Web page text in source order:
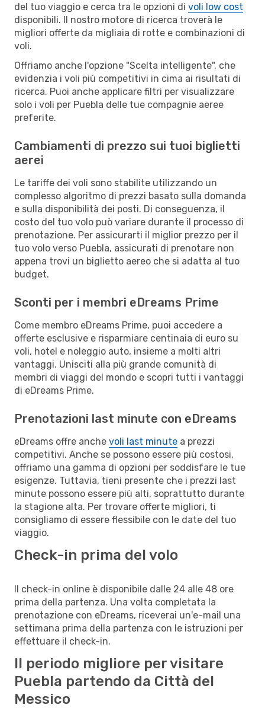
del tuo viaggio e cerca tra le opzioni di voli low cost
disponibili. Il nostro motore di ricerca troverà le
migliori offerte da migliaia di rotte e combinazioni di
voli.
Offriamo anche l'opzione "Scelta intelligente", che
evidenzia i voli più competitivi in cima ai risultati di
ricerca. Puoi anche applicare filtri per visualizzare
solo i voli per Puebla delle tue compagnie aeree
preferite.
Cambiamenti di prezzo sui tuoi biglietti
aerei
Le tariffe dei voli sono stabilite utilizzando un
complesso algoritmo di prezzi basato sulla domanda
e sulla disponibilità dei posti. Di conseguenza, il
costo del tuo volo può variare durante il processo di
prenotazione. Per assicurarti il miglior prezzo per il
tuo volo verso Puebla, assicurati di prenotare non
appena trovi un biglietto aereo che si adatta al tuo
budget.
Sconti per i membri eDreams Prime
Come membro eDreams Prime, puoi accedere a
offerte esclusive e risparmiare centinaia di euro su
voli, hotel e noleggio auto, insieme a molti altri
vantaggi. Unisciti alla più grande comunità di
membri di viaggi del mondo e scopri tutti i vantaggi
di eDreams Prime.
Prenotazioni last minute con eDreams
eDreams offre anche voli last minute a prezzi
competitivi. Anche se possono essere più costosi,
offriamo una gamma di opzioni per soddisfare le tue
esigenze. Tuttavia, tieni presente che i prezzi last
minute possono essere più alti, soprattutto durante
la stagione alta. Per trovare offerte migliori, ti
consigliamo di essere flessibile con le date del tuo
viaggio.
Check-in prima del volo
Il check-in online è disponibile dalle 24 alle 48 ore
prima della partenza. Una volta completata la
prenotazione con eDreams, riceverai un'e-mail una
settimana prima della partenza con le istruzioni per
effettuare il check-in.
Il periodo migliore per visitare
Puebla partendo da Città del
Messico